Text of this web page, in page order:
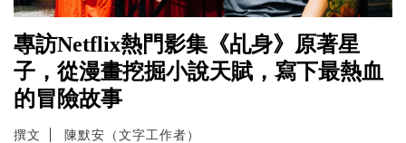
專訪Netflix熱門影集《乩身》原著星
子，從漫畫挖掘小說天賦，寫下最熱血
的冒險故事
撰文 陳默安（文字工作者）